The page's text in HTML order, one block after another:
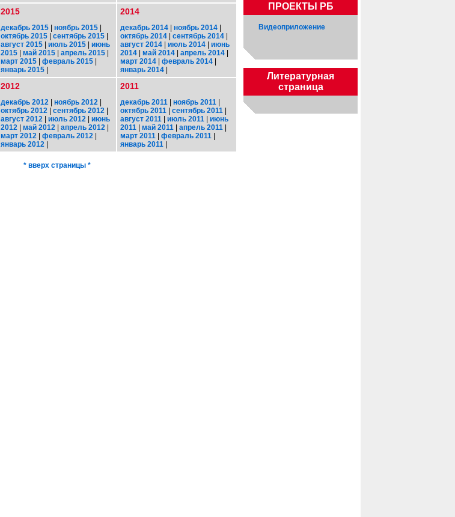
2015
декабрь 2015 | ноябрь 2015 |
октябрь 2015 | сентябрь 2015 |
август 2015 | июль 2015 | июнь
2015 | май 2015 | апрель 2015 |
март 2015 | февраль 2015 |
январь 2015 |
2014
декабрь 2014 | ноябрь 2014 |
октябрь 2014 | сентябрь 2014 |
август 2014 | июль 2014 | июнь
2014 | май 2014 | апрель 2014 |
март 2014 | февраль 2014 |
январь 2014 |
2012
декабрь 2012 | ноябрь 2012 |
октябрь 2012 | сентябрь 2012 |
август 2012 | июль 2012 | июнь
2012 | май 2012 | апрель 2012 |
март 2012 | февраль 2012 |
январь 2012 |
2011
декабрь 2011 | ноябрь 2011 |
октябрь 2011 | сентябрь 2011 |
август 2011 | июль 2011 | июнь
2011 | май 2011 | апрель 2011 |
март 2011 | февраль 2011 |
январь 2011 |
* вверх страницы *
ПРОЕКТЫ РБ
Видеоприложение
Литературная
страница